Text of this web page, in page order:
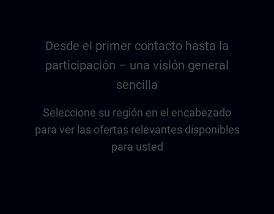
Desde el primer contacto hasta la
participación – una visión general
sencilla
Seleccione su región en el encabezado
para ver las ofertas relevantes disponibles
para usted